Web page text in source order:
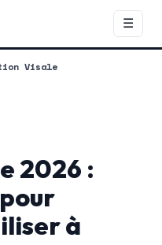
☰
Visale
2026 :
à